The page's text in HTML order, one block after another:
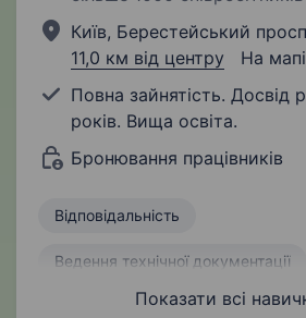
Київ, Берестейський
11,0 км від центру
На мапі
Повна зайнятість. Досвід
років. Вища освіта.
Бронювання працівників
Відповідальність
Ведення технічної документації
Ведення звітності Робота в
Показати всі